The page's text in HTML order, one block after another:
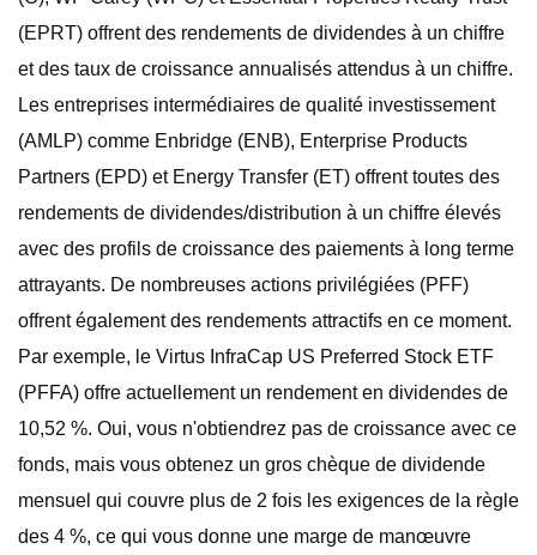
(EPRT) offrent des rendements de dividendes à un chiffre
et des taux de croissance annualisés attendus à un chiffre.
Les entreprises intermédiaires de qualité investissement
(AMLP) comme Enbridge (ENB), Enterprise Products
Partners (EPD) et Energy Transfer (ET) offrent toutes des
rendements de dividendes/distribution à un chiffre élevés
avec des profils de croissance des paiements à long terme
attrayants. De nombreuses actions privilégiées (PFF)
offrent également des rendements attractifs en ce moment.
Par exemple, le Virtus InfraCap US Preferred Stock ETF
(PFFA) offre actuellement un rendement en dividendes de
10,52 %. Oui, vous n'obtiendrez pas de croissance avec ce
fonds, mais vous obtenez un gros chèque de dividende
mensuel qui couvre plus de 2 fois les exigences de la règle
des 4 %, ce qui vous donne une marge de manœuvre